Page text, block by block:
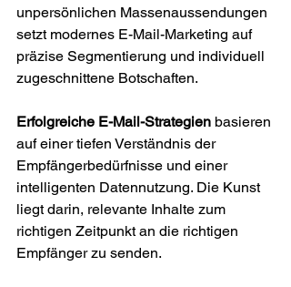
unpersönlichen Massenaussendungen
setzt modernes E-Mail-Marketing auf
präzise Segmentierung und individuell
zugeschnittene Botschaften.
Erfolgreiche E-Mail-Strategien basieren
auf einer tiefen Verständnis der
Empfängerbedürfnisse und einer
intelligenten Datennutzung. Die Kunst
liegt darin, relevante Inhalte zum
richtigen Zeitpunkt an die richtigen
Empfänger zu senden.